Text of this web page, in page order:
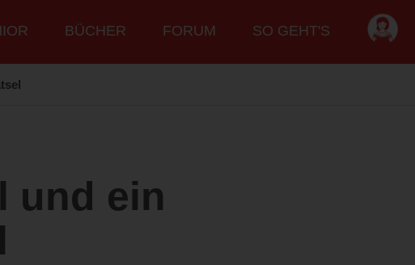
BÜCHER FORUM SO GEHT'S
und ein